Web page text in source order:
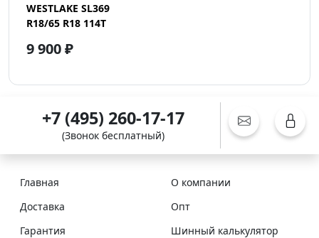
WESTLAKE SL369
R18/65 R18 114T
9 900 ₽
+7 (495) 260-17-17
(Звонок бесплатный)
Главная
О компании
Доставка
Опт
Гарантия
Шинный калькулятор